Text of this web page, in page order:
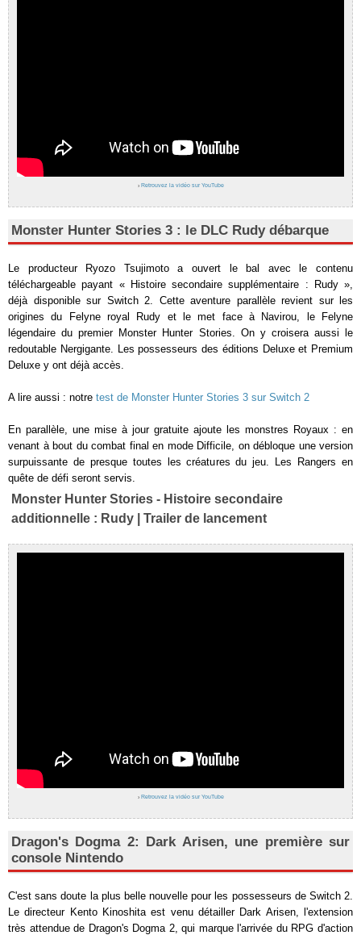
› Retrouvez la vidéo sur YouTube
Monster Hunter Stories 3 : le DLC Rudy débarque
Le producteur Ryozo Tsujimoto a ouvert le bal avec le contenu
téléchargeable payant « Histoire secondaire supplémentaire : Rudy »,
déjà disponible sur Switch 2. Cette aventure parallèle revient sur les
origines du Felyne royal Rudy et le met face à Navirou, le Felyne
légendaire du premier Monster Hunter Stories. On y croisera aussi le
redoutable Nergigante. Les possesseurs des éditions Deluxe et Premium
Deluxe y ont déjà accès.
A lire aussi : notre test de Monster Hunter Stories 3 sur Switch 2
En parallèle, une mise à jour gratuite ajoute les monstres Royaux : en
venant à bout du combat final en mode Difficile, on débloque une version
surpuissante de presque toutes les créatures du jeu. Les Rangers en
quête de défi seront servis.
Monster Hunter Stories - Histoire secondaire
additionnelle : Rudy | Trailer de lancement
› Retrouvez la vidéo sur YouTube
Dragon's Dogma 2: Dark Arisen, une première sur
console Nintendo
C'est sans doute la plus belle nouvelle pour les possesseurs de Switch 2.
Le directeur Kento Kinoshita est venu détailler Dark Arisen, l'extension
très attendue de Dragon's Dogma 2, qui marque l'arrivée du RPG d'action